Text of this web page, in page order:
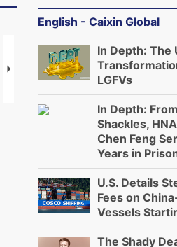
【推广】走进第四届链博
会，让数智科技“链”接产
【特别呈现】寻
有意思的生活
English - Caixin Global
In Depth: The
LGFVs
In Depth:
Shackles,
Chen Feng
Years in
U.S. Details
Fees on
Vessels
The Shady